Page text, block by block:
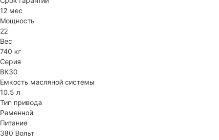
12 мес
Мощность
22
Вес
740 кг
Серия
ВК30
Емкость масляной системы
10.5 л
Тип привода
Ременной
Питание
380 Вольт